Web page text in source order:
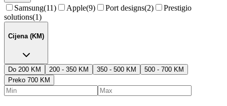
Samsung(11) Apple(9) Port designs(2)
Prestigio
solutions(1)
Cijena (KM)
Do 200 KM 200 - 350 KM 350 - 500 KM
500 - 700 KM
Preko 700 KM